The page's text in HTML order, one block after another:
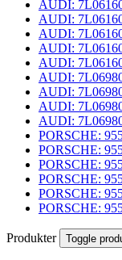
AUDI:
AUDI:
AUDI:
AUDI:
AUDI:
AUDI:
AUDI:
AUDI:
AUDI:
PORSCHE:
PORSCHE:
PORSCHE:
PORSCHE:
PORSCHE:
PORSCHE:
Produkter Toggle